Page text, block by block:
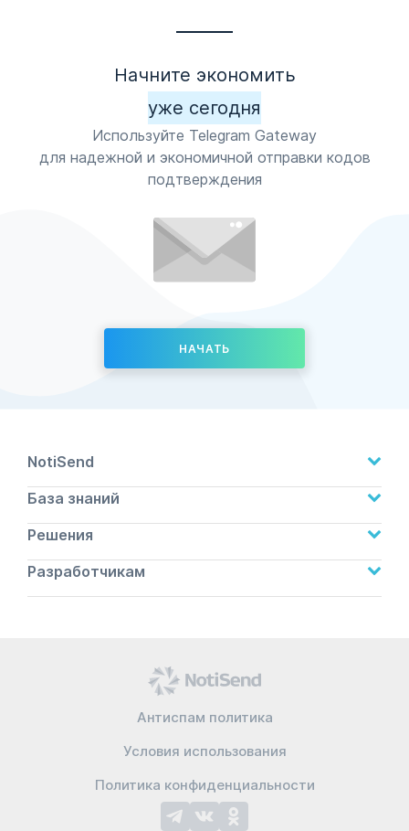
Начните экономить
уже сегодня
Используйте Telegram Gateway
для надежной и экономичной отправки кодов
подтверждения
НАЧАТЬ
NotiSend
База знаний
Решения
Разработчикам
Антиспам политика
Условия использования
Политика конфиденциальности